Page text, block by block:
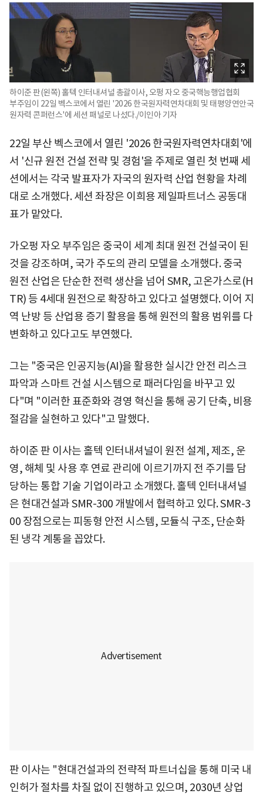
하이준 판(왼쪽) 홀텍 인터내셔널 총괄이사, 오펑 자오 중국핵능행업협회
부주임이 22일 벡스코에서 열린 '2026 한국원자력연차대회 및 태평양연안국
원자력 콘퍼런스'에 세션 패널로 나섰다./이인아 기자
22일 부산 벡스코에서 열린 '2026 한국원자력연차대회'에
서 '신규 원전 건설 전략 및 경험'을 주제로 열린 첫 번째 세
션에서는 각국 발표자가 자국의 원자력 산업 현황을 차례
대로 소개했다. 세션 좌장은 이희용 제일파트너스 공동대
표가 맡았다.
가오펑 자오 부주임은 중국이 세계 최대 원전 건설국이 된
것을 강조하며, 국가 주도의 관리 모델을 소개했다. 중국
원전 산업은 단순한 전력 생산을 넘어 SMR, 고온가스로(H
TR) 등 4세대 원전으로 확장하고 있다고 설명했다. 이어 지
역 난방 등 산업용 증기 활용을 통해 원전의 활용 범위를 다
변화하고 있다고도 부연했다.
그는 "중국은 인공지능(AI)을 활용한 실시간 안전 리스크
파악과 스마트 건설 시스템으로 패러다임을 바꾸고 있
다"며 "이러한 표준화와 경영 혁신을 통해 공기 단축, 비용
절감을 실현하고 있다"고 말했다.
하이준 판 이사는 홀텍 인터내셔널이 원전 설계, 제조, 운
영, 해체 및 사용 후 연료 관리에 이르기까지 전 주기를 담
당하는 통합 기술 기업이라고 소개했다. 홀텍 인터내셔널
은 현대건설과 SMR-300 개발에서 협력하고 있다. SMR-3
00 장점으로는 피동형 안전 시스템, 모듈식 구조, 단순화
된 냉각 계통을 꼽았다.
판 이사는 "현대건설과의 전략적 파트너십을 통해 미국 내
인허가 절차를 차질 없이 진행하고 있으며, 2030년 상업